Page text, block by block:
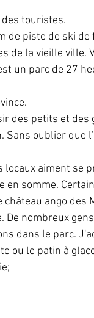
touristes.
de piste de ski de
de la vieille ville.
un parc de 27
des petits et des
oublier que
aiment se
en somme.
ango des
De nombreux
dans le parc.
ou le patin à